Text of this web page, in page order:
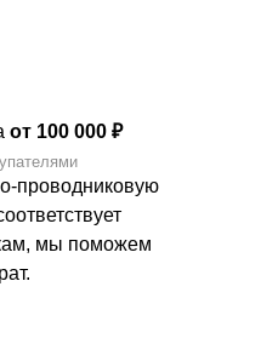
от 100 000 ₽
проводниковую
мы поможем